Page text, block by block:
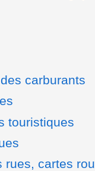
carburants
touristiques
rues, cartes